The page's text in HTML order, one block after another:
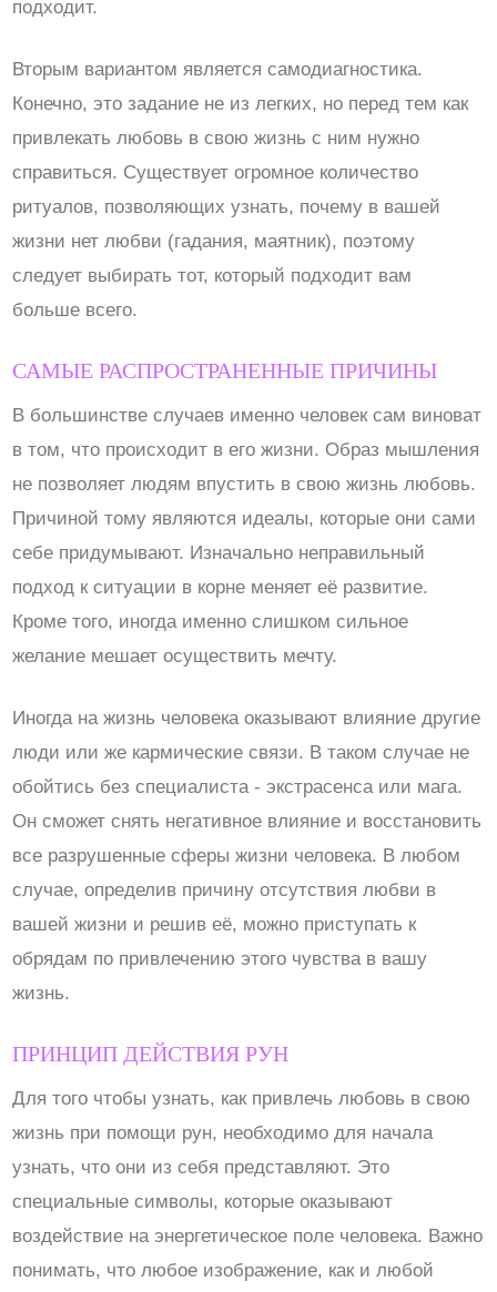
подходит.
Вторым вариантом является самодиагностика.
Конечно, это задание не из легких, но перед тем как
привлекать любовь в свою жизнь с ним нужно
справиться. Существует огромное количество
ритуалов, позволяющих узнать, почему в вашей
жизни нет любви (гадания, маятник), поэтому
следует выбирать тот, который подходит вам
больше всего.
САМЫЕ РАСПРОСТРАНЕННЫЕ ПРИЧИНЫ
В большинстве случаев именно человек сам виноват
в том, что происходит в его жизни. Образ мышления
не позволяет людям впустить в свою жизнь любовь.
Причиной тому являются идеалы, которые они сами
себе придумывают. Изначально неправильный
подход к ситуации в корне меняет её развитие.
Кроме того, иногда именно слишком сильное
желание мешает осуществить мечту.
Иногда на жизнь человека оказывают влияние другие
люди или же кармические связи. В таком случае не
обойтись без специалиста - экстрасенса или мага.
Он сможет снять негативное влияние и восстановить
все разрушенные сферы жизни человека. В любом
случае, определив причину отсутствия любви в
вашей жизни и решив её, можно приступать к
обрядам по привлечению этого чувства в вашу
жизнь.
ПРИНЦИП ДЕЙСТВИЯ РУН
Для того чтобы узнать, как привлечь любовь в свою
жизнь при помощи рун, необходимо для начала
узнать, что они из себя представляют. Это
специальные символы, которые оказывают
воздействие на энергетическое поле человека. Важно
понимать, что любое изображение, как и любой